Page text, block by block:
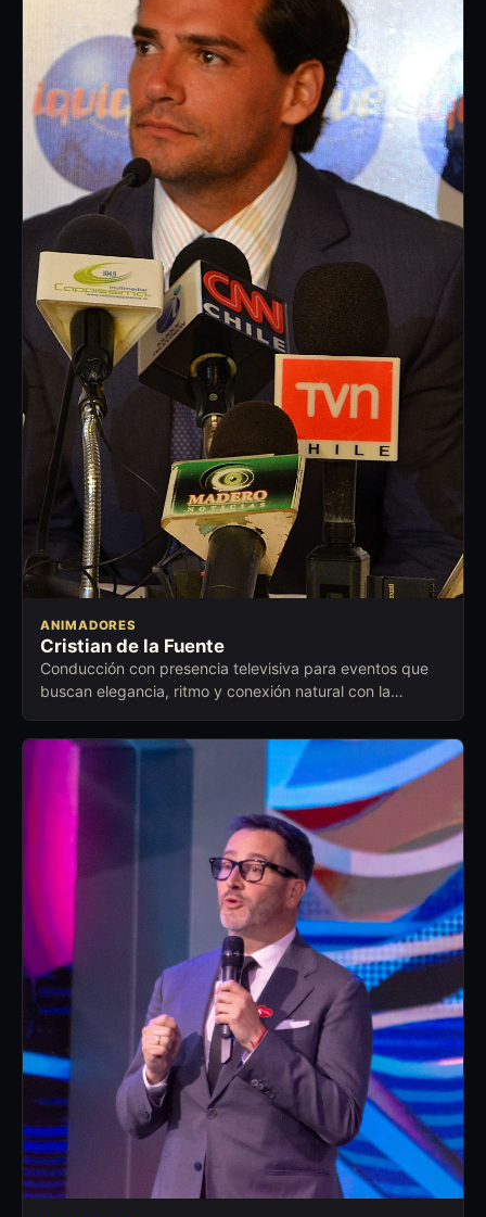
ANIMADORES
Cristian de la Fuente
Conducción con presencia televisiva para eventos que
buscan elegancia, ritmo y conexión natural con la